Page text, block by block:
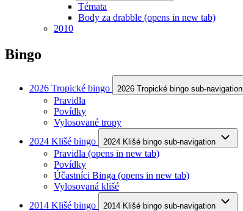
Témata
Body za drabble (opens in new tab)
2010
Bingo
2026 Tropické bingo 2026 Tropické bingo sub-navigation
Pravidla
Povídky
Vylosované tropy
2024 Klišé bingo
2024 Klišé bingo sub-navigation
Pravidla (opens in new tab)
Povídky
Účastníci Binga (opens in new tab)
Vylosovaná klišé
2014 Klišé bingo
2014 Klišé bingo sub-navigation